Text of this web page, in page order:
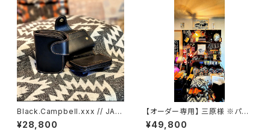
Black.Campbell.xxx // JAC
K.RIDE.SSW
¥28,800
【オーダー専用】 三原様 ※パー
プルエディション SSW
¥49,800